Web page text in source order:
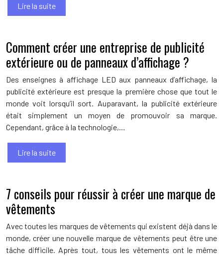
Lire la suite
Comment créer une entreprise de publicité
extérieure ou de panneaux d’affichage ?
Des enseignes à affichage LED aux panneaux d’affichage, la
publicité extérieure est presque la première chose que tout le
monde voit lorsqu’il sort. Auparavant, la publicité extérieure
était simplement un moyen de promouvoir sa marque.
Cependant, grâce à la technologie,…
Lire la suite
7 conseils pour réussir à créer une marque de
vêtements
Avec toutes les marques de vêtements qui existent déjà dans le
monde, créer une nouvelle marque de vêtements peut être une
tâche difficile. Après tout, tous les vêtements ont le même